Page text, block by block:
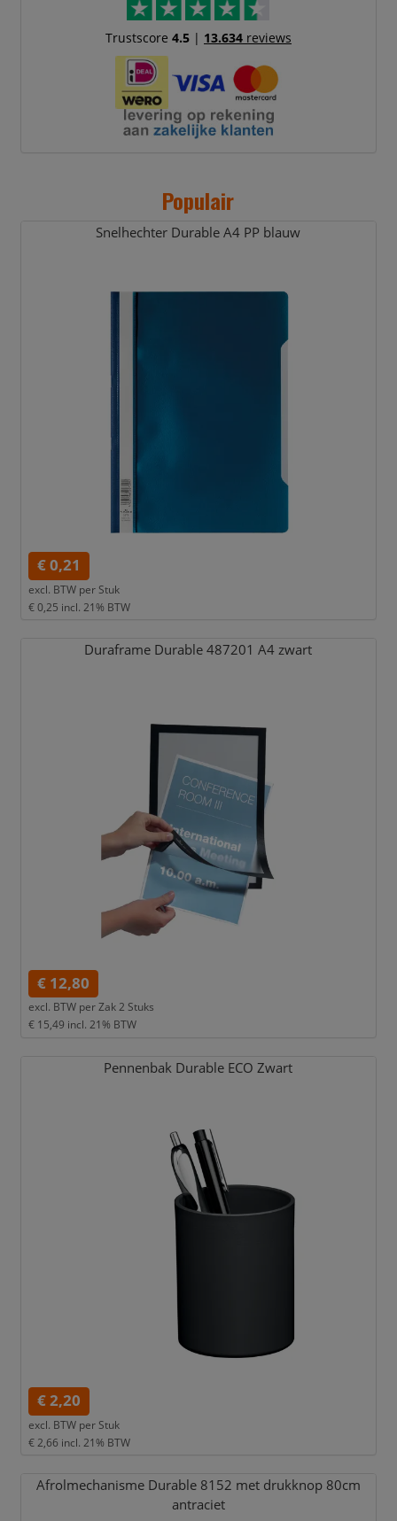
Verkrijgbaar in 5 form
Trustscore 4.5| 13.634reviews
Populair
Snelhechter Durable A4 PP blauw
€ 0,21
excl. BTW per Stuk
€ 0,25 incl. 21% BTW
Duraframe Durable 487201 A4 zwart
€ 12,80
excl. BTW perZak 2 Stuks
€ 15,49 incl. 21% BTW
Pennenbak Durable ECO Zwart
€ 2,20
excl. BTW per Stuk
€ 2,66 incl. 21% BTW
Afrolmechanisme Durable 8152 met drukknop 80cm
antraciet